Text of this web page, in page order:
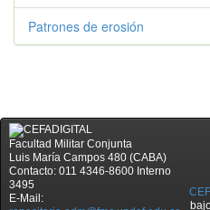
Patrones de erosión
Facultad Militar Conjunta
Luis María Campos 480 (CABA)
Contacto: 011 4346-8600 Interno
3495
E-Mail: